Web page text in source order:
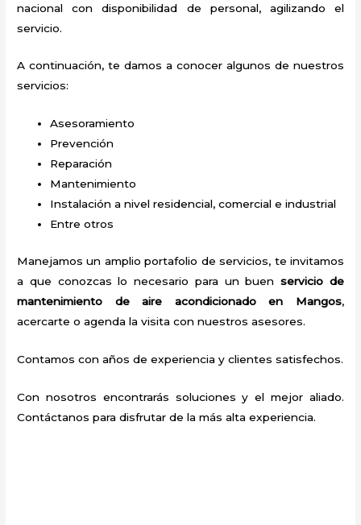
nacional con disponibilidad de personal, agilizando el
servicio.
A continuación, te damos a conocer algunos de nuestros
servicios:
Asesoramiento
Prevención
Reparación
Mantenimiento
Instalación a nivel residencial, comercial e industrial
Entre otros
Manejamos un amplio portafolio de servicios, te invitamos
a que conozcas lo necesario para un buenservicio de
mantenimiento de aire acondicionado en Mangos,
acercarte o agenda la visita con nuestros asesores.
Contamos con años de experiencia y clientes satisfechos.
Con nosotros encontrarás soluciones y el mejor aliado.
Contáctanos para disfrutar de la más alta experiencia.